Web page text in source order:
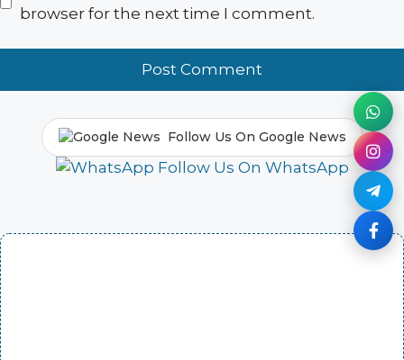
browser for the next time I comment.
Follow Us On Google News
Follow Us On WhatsApp